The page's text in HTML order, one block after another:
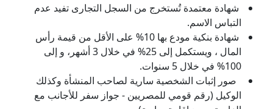
شهادة معتمدة تُستخرج من السجل التجارى تفيد عدم
التباس الاسم.
شهادة بنكية مودع بها 10% على الأقل من قيمة رأس
المال ، ويستكمل إلى 25% في خلال 3 أشهر، و إلى
100% في خلال 5 سنوات.
صور إثبات الشخصية سارية لصاحب المنشأة وكذلك
الوكيل (رقم قومي للمصريين - جواز سفر للأجانب مع